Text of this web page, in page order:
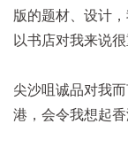
版的题材、设计
以书店对我来说很
尖沙咀诚品对我
港，会令我想起香